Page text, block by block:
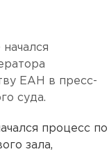
ЕАН в пресс-
суда.
процесс по
зала,